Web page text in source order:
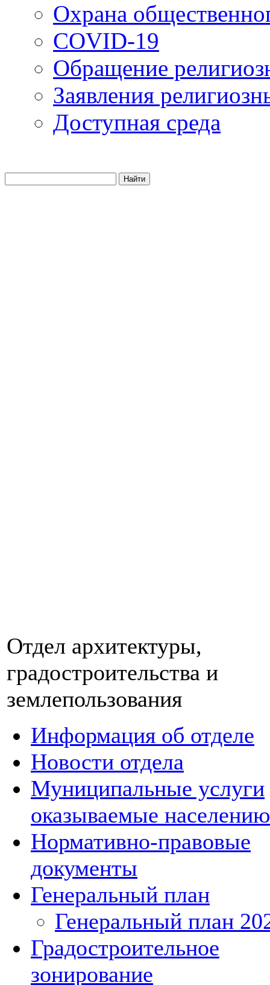
Охрана
COVID-19
Обращение
Заявления
Доступная среда
Найти
Отдел архитектуры,
градостроительства и
землепользования
Информация об отделе
Новости отдела
Муниципальные услуги
оказываемые населению
Нормативно-правовые
документы
Генеральный план
Генеральный план
Градостроительное
зонирование